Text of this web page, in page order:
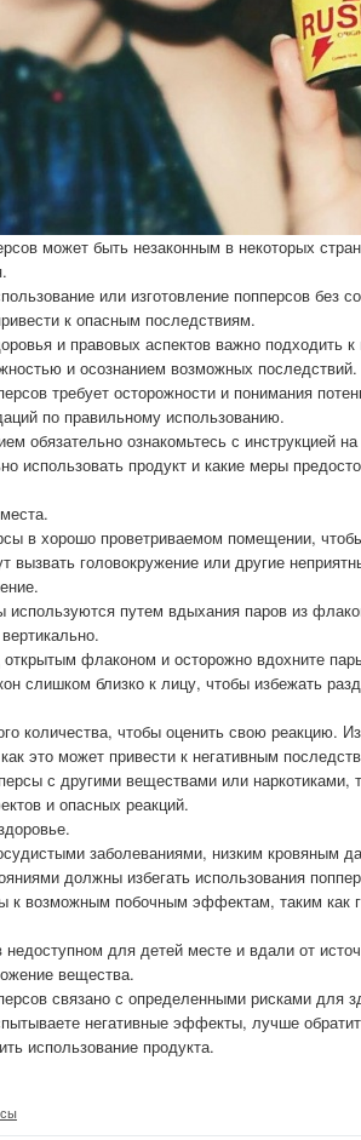
может быть незаконным в некоторых
или изготовление попперсов без
к опасным последствиям.
и правовых аспектов важно подходить
и осознанием возможных последствий.
требует осторожности и понимания
по правильному использованию.
обязательно ознакомьтесь с инструкцией
использовать продукт и какие меры
в хорошо проветриваемом помещении,
вызвать головокружение или другие
путем вдыхания паров из
флаконом и осторожно вдохните
слишком близко к лицу, чтобы избежать
количества, чтобы оценить свою реакцию.
это может привести к негативным
с другими веществами или наркотиками,
и опасных реакций.
заболеваниями, низким кровяным
должны избегать использования
к возможным побочным эффектам, таким как
для детей месте и вдали от
вещества.
связано с определенными рисками для
негативные эффекты, лучше
использование продукта.